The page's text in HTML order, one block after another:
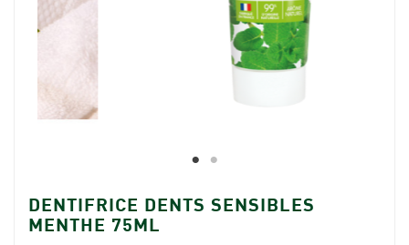
DENTIFRICE DENTS SENSIBLES
MENTHE 75ML